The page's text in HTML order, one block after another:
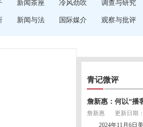
新闻茶座 冷风劲吹 调查与研究
新闻与法 国际媒介 观察与批评
青记微评
詹新惠：何以“播
詹新惠
更新日期
2024年11月6日美